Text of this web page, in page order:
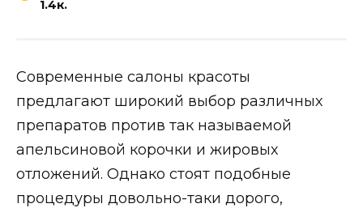
1.4к.
Современные салоны красоты
предлагают широкий выбор различных
препаратов против так называемой
апельсиновой корочки и жировых
отложений. Однако стоят подобные
процедуры довольно-таки дорого,